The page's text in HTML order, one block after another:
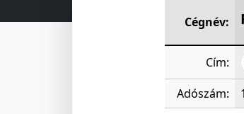
Cégnév:
Cím:
Adószám: